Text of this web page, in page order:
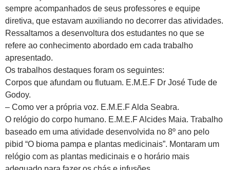
sempre acompanhados de seus professores e equipe
diretiva, que estavam auxiliando no decorrer das atividades.
Ressaltamos a desenvoltura dos estudantes no que se
refere ao conhecimento abordado em cada trabalho
apresentado.
Os trabalhos destaques foram os seguintes:
Corpos que afundam ou flutuam. E.M.E.F Dr José Tude de
Godoy.
– Como ver a própria voz. E.M.E.F Alda Seabra.
O relógio do corpo humano. E.M.E.F Alcides Maia. Trabalho
baseado em uma atividade desenvolvida no 8º ano pelo
pibid “O bioma pampa e plantas medicinais”. Montaram um
relógio com as plantas medicinais e o horário mais